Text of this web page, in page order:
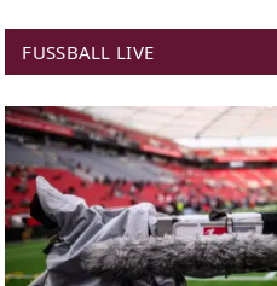
FUSSBALL LIVE